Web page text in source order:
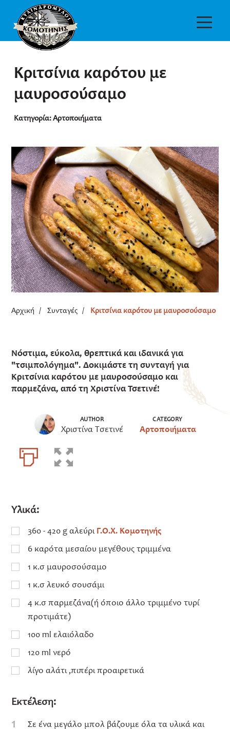
Κριτσίνια καρότου με
μαυροσούσαμο
Κατηγορία:Αρτοποιήματα
Αρχική /Συνταγές / Κριτσίνια καρότου με μαυροσούσαμο
Νόστιμα, εύκολα, θρεπτικά και ιδανικά για
"τσιμπολόγημα". Δοκιμάστε τη συνταγή για
Κριτσίνια καρότου με μαυροσούσαμο και
παρμεζάνα, από τη Χριστίνα Τσετινέ!
AUTHOR
Χριστίνα Τσετινέ
CATEGORY
Αρτοποιήματα
Υλικά:
360 - 420 g αλεύριΓ.Ο.Χ. Κομοτηνής
6 καρότα μεσαίου μεγέθους τριμμένα
1 κ.σ μαυροσούσαμο
1 κ.σ λευκό σουσάμι
4 κ.σ παρμεζάνα(ή όποιο άλλο τριμμένο τυρί
προτιμάτε)
100 ml ελαιόλαδο
120 ml νερό
λίγο αλάτι ,πιπέρι προαιρετικά
Εκτέλεση:
1
Σε ένα μεγάλο μπολ βάζουμε όλα τα υλικά και